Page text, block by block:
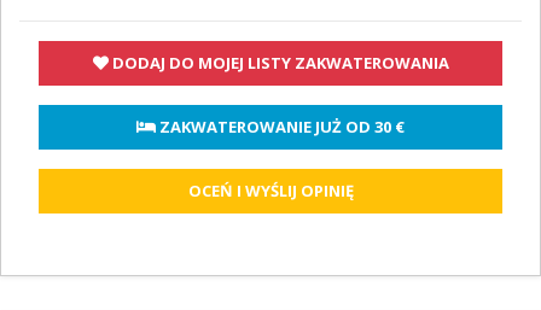
DODAJ DO MOJEJ LISTY ZAKWATEROWANIA
ZAKWATEROWANIE JUŻ OD 30 €
OCEŃ I WYŚLIJ OPINIĘ